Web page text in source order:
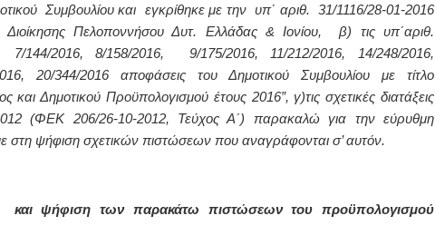
Συμβουλίου και εγκρίθηκε με την υπ΄ αριθ. 31/1116/28-01-2016
Πελοποννήσου Δυτ. Ελλάδας & Ιονίου, β) τις υπ΄αριθ.
144/2016, 8/158/2016, 9/175/2016, 11/212/2016, 14/248/2016,
20/344/2016 αποφάσεις του Δημοτικού Συμβουλίου με τίτλο
Δημοτικού Προϋπολογισμού έτους 2016”, γ)τις σχετικές διατάξεις
(ΦΕΚ 206/26-10-2012, Τεύχος Α΄) παρακαλώ για την εύρυθμη
στη ψήφιση σχετικών πιστώσεων που αναγράφονται σ’ αυτόν.
και ψήφιση των παρακάτω πιστώσεων του προϋπολογισμού